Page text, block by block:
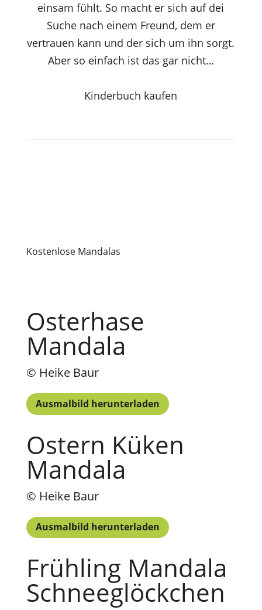
einsam fühlt. So macht er sich auf dei
Suche nach einem Freund, dem er
vertrauen kann und der sich um ihn sorgt.
Aber so einfach ist das gar nicht…
Kinderbuch kaufen
Kostenlose Mandalas
Osterhase
Mandala
© Heike Baur
Ausmalbild herunterladen
Ostern Küken
Mandala
© Heike Baur
Ausmalbild herunterladen
Frühling Mandala
Schneeglöckchen